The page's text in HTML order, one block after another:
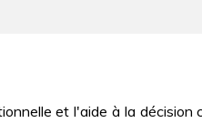
et l'aide à la